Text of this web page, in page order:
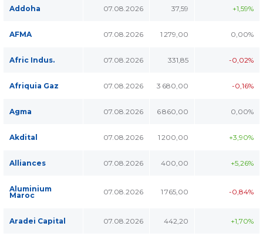
Addoha 07.08.2026 37,59 +1,59%
AFMA 07.08.2026 1 279,00 0,00%
Afric Indus. 07.08.2026 331,85 -0,02%
Afriquia Gaz 07.08.2026 3 680,00 -0,16%
Agma 07.08.2026 6 860,00 0,00%
Akdital 07.08.2026 1 200,00 +3,90%
Alliances 07.08.2026 400,00 +5,26%
Aluminium
Maroc 07.08.2026 1 765,00 -0,84%
Aradei Capital 07.08.2026 442,20 +1,70%